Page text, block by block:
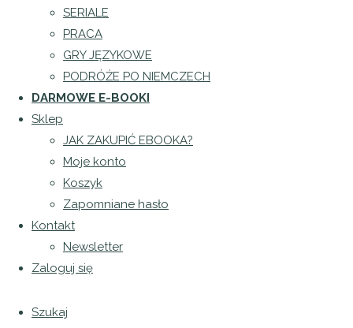
SERIALE
PRACA
GRY JĘZYKOWE
PODRÓŻE PO NIEMCZECH
DARMOWE E-BOOKI
Sklep
JAK ZAKUPIĆ EBOOKA?
Moje konto
Koszyk
Zapomniane hasło
Kontakt
Newsletter
Zaloguj się
Szukaj
Hamburg
– jedno z
najpiękniejszych
Niemczech
Opublikowane
przez
Patrycja
Puła
2019